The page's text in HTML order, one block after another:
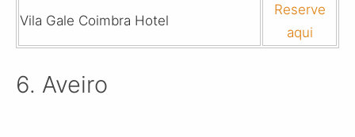
Vila Gale Coimbra Hotel
Reserve
aqui
6. Aveiro